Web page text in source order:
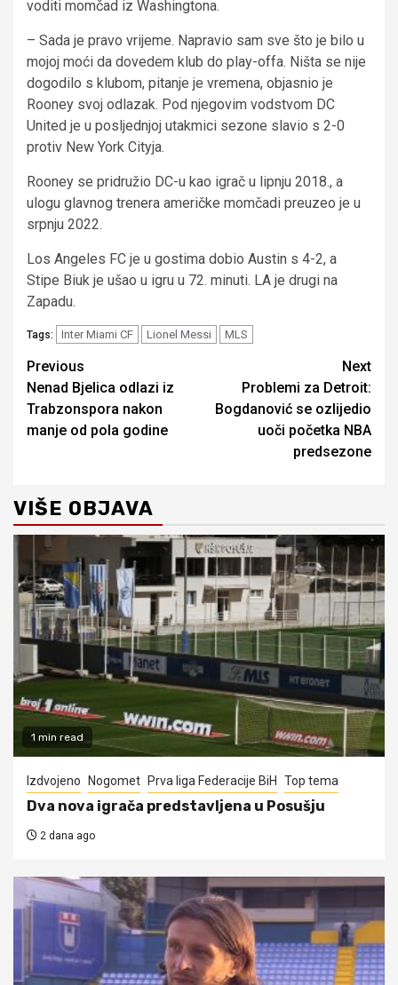
voditi momčad iz Washingtona.
– Sada je pravo vrijeme. Napravio sam sve što je bilo u
mojoj moći da dovedem klub do play-offa. Ništa se nije
dogodilo s klubom, pitanje je vremena, objasnio je
Rooney svoj odlazak. Pod njegovim vodstvom DC
United je u posljednjoj utakmici sezone slavio s 2-0
protiv New York Cityja.
Rooney se pridružio DC-u kao igrač u lipnju 2018., a
ulogu glavnog trenera američke momčadi preuzeo je u
srpnju 2022.
Los Angeles FC je u gostima dobio Austin s 4-2, a
Stipe Biuk je ušao u igru u 72. minuti. LA je drugi na
Zapadu.
Tags: Inter Miami CF Lionel Messi MLS
Continue
Reading
Previous
Nenad Bjelica odlazi iz
Trabzonspora nakon
manje od pola godine
Next
Problemi za Detroit:
Bogdanović se ozlijedio
uoči početka NBA
predsezone
VIŠE OBJAVA
1 min read
Izdvojeno Nogomet Prva liga Federacije BiH Top tema
Dva nova igrača predstavljena u Posušju
2 dana ago